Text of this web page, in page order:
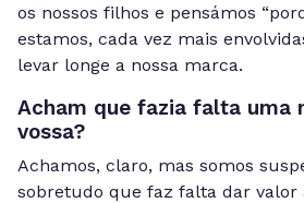
os nossos filhos e pensámos
estamos, cada vez mais
levar longe a nossa marca.
Acham que fazia falta uma
vossa?
Achamos, claro, mas somos
sobretudo que faz falta dar valor